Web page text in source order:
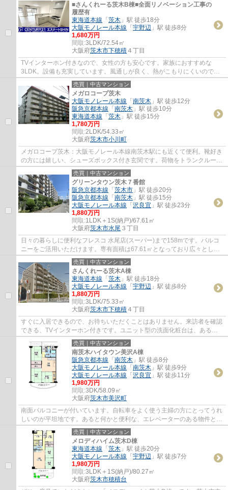
■さんくれーる茨木B棟■全面リノベーション工事の
履歴有
東海道本線 「 茨木 」駅 徒歩18分
大阪モノレール本線 「 宇野辺 」駅 徒歩8分
1,680万円
間取:3LDK/72.54㎡
大阪府茨木市下穂積 ４丁目
TVインターホン付きなので、女性の方も安心です。家族におすすめな
3LDK。設備も充実しています。風通しが良く、熱がこもりにくいので、
室内が暑くなりにくいです。2駅利用できる場所に...
売買｜中古マンション
メガロコープ茨木
大阪モノレール本線 「 南茨木 」駅 徒歩12分
阪急京都本線 「 南茨木 」駅 徒歩10分
東海道本線 「 茨木 」駅 徒歩15分
1,780万円
間取:2LDK/54.33㎡
大阪府茨木市小川町
メガロコープ茨木：大阪モノレール本線南茨木駅にも近くて便利。靴好き
の方には嬉しい、シューズボックス付き玄関です。荷物をトランクルーム
に保管できます。専有面積が69.08平米以上...
売買｜中古マンション
グリーンタウン茨木７番館
阪急京都本線 「 茨木市 」駅 徒歩20分
阪急京都本線 「 南茨木 」駅 徒歩15分
大阪モノレール本線 「 沢良宜 」駅 徒歩23分
1,880万円
間取:1LDK＋1S(納戸)/67.61㎡
大阪府茨木市水尾 ３丁目
日々の暮らしに便利なフレスコ 水尾店(スーパー)まで158mです。バルコ
ニーをご活用いただけます。専有面積は67.61㎡となっており広々とした
空間で生活することができます。当社はお客...
売買｜中古マンション
さんくれーる茨木A棟
東海道本線 「 茨木 」駅 徒歩18分
大阪モノレール本線 「 宇野辺 」駅 徒歩8分
1,880万円
間取:3LDK/75.33㎡
大阪府茨木市下穂積 ４丁目
すぐに入居できるので、お待ちいただくことはありません。来訪者を確認
できる、TVインターホン付きです。ユニット型の洗面化粧台は、あると
とても便利な設備です。専有面積75.33平方メ...
売買｜中古マンション
南茨木ハイタウン美沢A棟
阪急京都本線 「 南茨木 」駅 徒歩8分
大阪モノレール本線 「 南茨木 」駅 徒歩9分
大阪モノレール本線 「 沢良宜 」駅 徒歩11分
1,980万円
間取:3DK/58.09㎡
大阪府茨木市美沢町
南面バルコニーが付いています。自転車をよく使う主婦の方にとってうれ
しいのが平坦地です。あると何かと便利な、エレベーターのある物件とな
っています。すぐに入居できるので、お待...
売買｜中古マンション
メロディハイム茨木D棟
東海道本線 「 茨木 」駅 徒歩20分
大阪モノレール本線 「 宇野辺 」駅 徒歩7分
1,980万円
間取:3LDK＋1S(納戸)/80.27㎡
大阪府茨木市穂積台